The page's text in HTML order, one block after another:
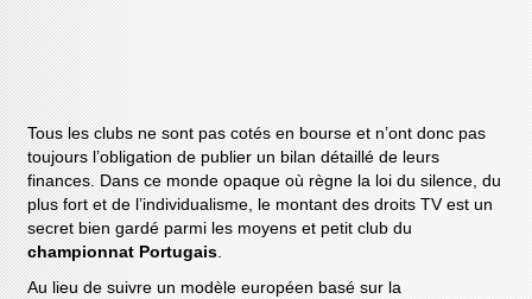
Tous les clubs ne sont pas cotés en bourse et n’ont donc pas
toujours l’obligation de publier un bilan détaillé de leurs
finances. Dans ce monde opaque où règne la loi du silence, du
plus fort et de l’individualisme, le montant des droits TV est un
secret bien gardé parmi les moyens et petit club du
championnat Portugais.
Au lieu de suivre un modèle européen basé sur la